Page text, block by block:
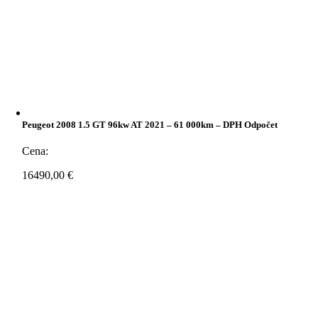
Peugeot 2008 1.5 GT 96kw AT 2021 – 61 000km – DPH Odpočet
Cena:
16490,00€